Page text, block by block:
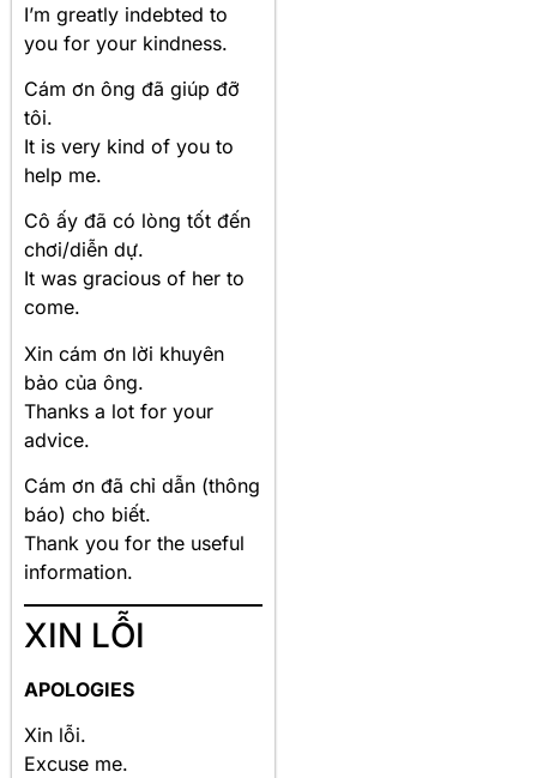
I’m greatly indebted to
you for your kindness.
Cám ơn ông đã giúp đỡ
tôi.
It is very kind of you to
help me.
Cô ấy đã có lòng tốt đến
chơi/diễn dự.
It was gracious of her to
come.
Xin cám ơn lời khuyên
bảo của ông.
Thanks a lot for your
advice.
Cám ơn đã chỉ dẫn (thông
báo) cho biết.
Thank you for the useful
information.
XIN LỖI
APOLOGIES
Xin lỗi.
Excuse me.